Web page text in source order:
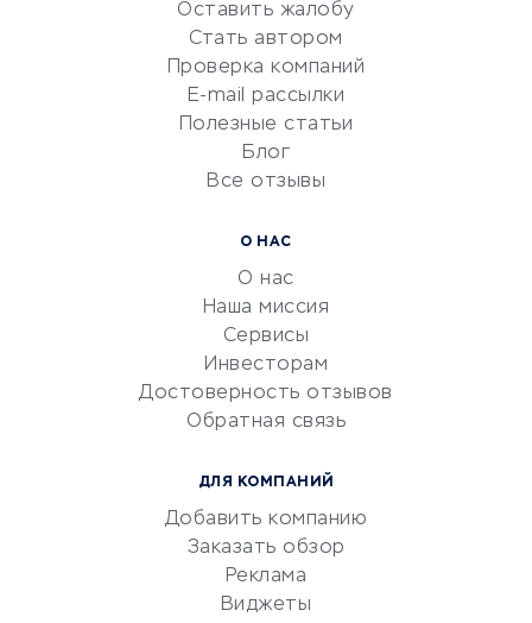
Красота и здоровье
Сервисы по поиску работы
Сетевой маркетинг
УСЛУГИ ДЛЯ БИЗНЕСА
документооборот
Юридические компании
Бухгалтерия онлайн
Оставить жалобу
Стать автором
Проверка компаний
E-mail рассылки
Полезные статьи
Блог
Все отзывы
О НАС
О нас
Наша миссия
Сервисы
Инвесторам
Достоверность отзывов
Обратная связь
ДЛЯ КОМПАНИЙ
Добавить компанию
Заказать обзор
Реклама
Виджеты